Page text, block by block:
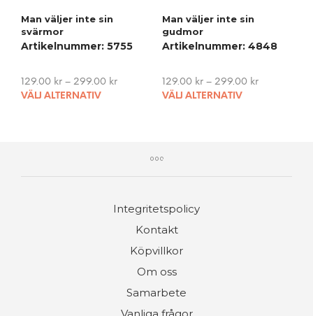
options
may
be
on
the
Man väljer inte sin
svärmor
Artikelnummer: 5755
129.00 kr – 299.00 kr
VÄLJ ALTERNATIV
This
be
chosen
the
product
Man väljer inte sin
gudmor
Artikelnummer: 4848
129.00 kr– 299.00 kr
VÄLJ ALTERNATIV
Integritetspolicy
Kontakt
Köpvillkor
Om oss
Samarbete